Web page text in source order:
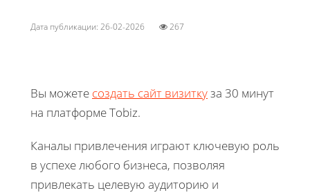
Дата публикации: 26-02-2026 267
Вы можете создать сайт визиткуза 30 минут
на платформе Tobiz.
Каналы привлечения играют ключевую роль
в успехе любого бизнеса, позволяя
привлекать целевую аудиторию и